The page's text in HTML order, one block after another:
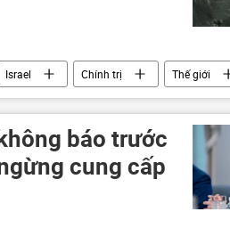
Israel Chính trị
Thế giới
sự Quốc tế (ICC)
báo trước
cung cấp